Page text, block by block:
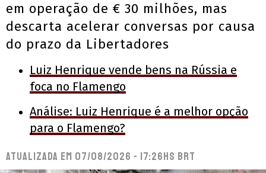
em operação de € 30 milhões, mas
descarta acelerar conversas por causa
do prazo da Libertadores
Luiz Henrique vende bens na Rússia e
foca no Flamengo
Análise: Luiz Henrique é a melhor opção
para o Flamengo?
Atualizada em 07/08/2026 - 17:26hs BRT